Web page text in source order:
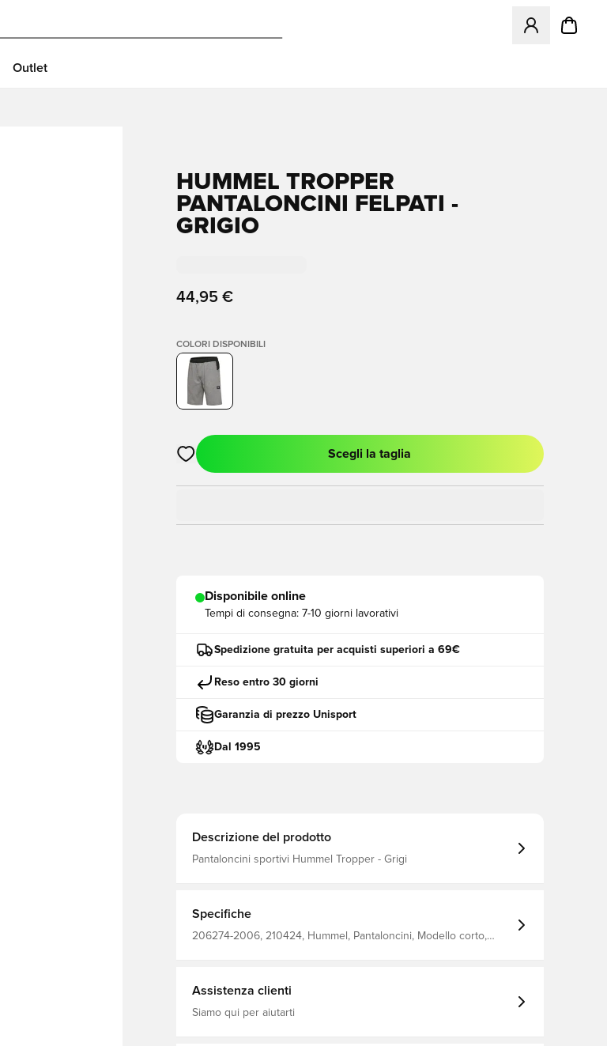
Apre una
Outlet
HUMMEL TROPPER
PANTALONCINI FELPATI -
GRIGIO
44,95 €
COLORI DISPONIBILI
Apre una finestra modale per accedere o registrarsi come membro
Scegli la taglia
Disponibile online
Tempi di consegna: 7-10 giorni lavorativi
Spedizione gratuita per acquisti superiori a 69€
Reso entro 30 giorni
Garanzia di prezzo Unisport
Dal 1995
Descrizione del prodotto
Pantaloncini sportivi Hummel Tropper - Grigi
Specifiche
206274-2006, 210424, Hummel, Pantaloncini, Modello corto,
Assistenza clienti
Siamo qui per aiutarti